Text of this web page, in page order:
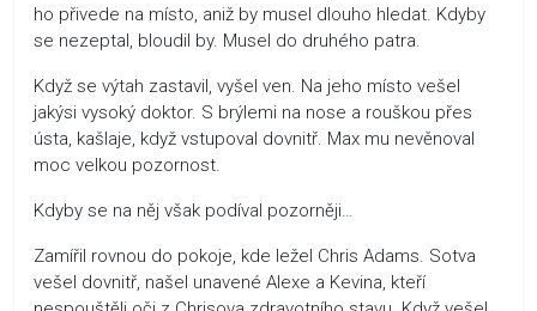
ho přivede na místo, aniž by musel dlouho hledat. Kdyby
se nezeptal, bloudil by. Musel do druhého patra.
Když se výtah zastavil, vyšel ven. Na jeho místo vešel
jakýsi vysoký doktor. S brýlemi na nose a rouškou přes
ústa, kašlaje, když vstupoval dovnitř. Max mu nevěnoval
moc velkou pozornost.
Kdyby se na něj však podíval pozorněji…
Zamířil rovnou do pokoje, kde ležel Chris Adams. Sotva
vešel dovnitř, našel unavené Alexe a Kevina, kteří